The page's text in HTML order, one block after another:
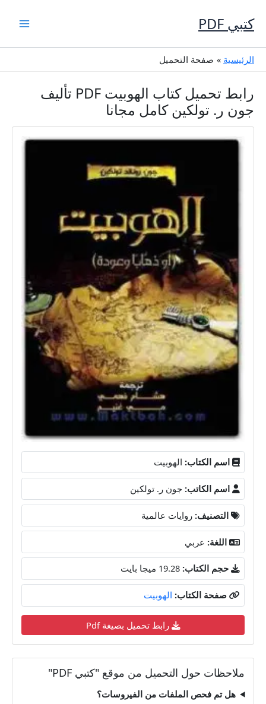
إلى
المحتوى
كتبي PDF
الرئيسية صفحة التحميل
رابط تحميل كتاب الهوبيت PDF تأليف
جون ر. تولكين كامل مجانا
اسم الكتاب: الهوبيت
اسم الكاتب: جون ر. تولكين
التصنيف: روايات عالمية
اللغة: عربي
حجم الكتاب: 19.28 ميجا بايت
صفحة الكتاب: الهوبيت
رابط تحميل بصيغة Pdf
ملاحظات حول التحميل من موقع "كتبي PDF"
هل تم فحص الملفات من الفيروسات؟